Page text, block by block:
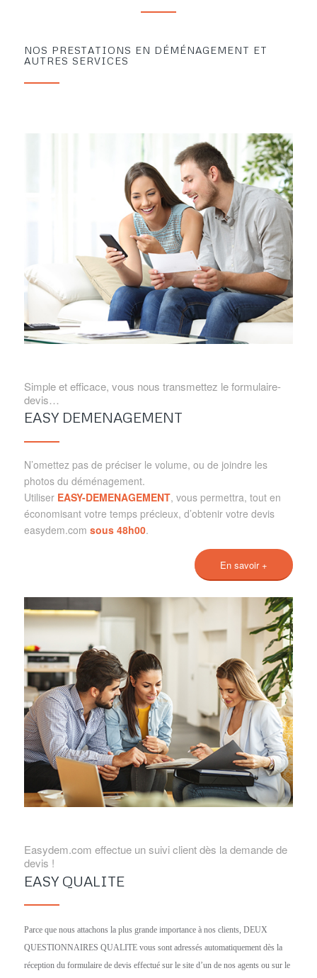
NOS PRESTATIONS EN DÉMÉNAGEMENT ET
AUTRES SERVICES
Simple et efficace, vous nous transmettez le formulaire-
devis…
EASY DEMENAGEMENT
N’omettez pas de préciser le volume, ou de joindre les
photos du déménagement.
UtiliserEASY-DEMENAGEMENT, vous permettra, tout en
économisant votre temps précieux, d’obtenir votre devis
easydem.com sous 48h00.
En savoir +
Easydem.com effectue un suivi client dès la demande de
devis !
EASY QUALITE
Parce que nous attachons la plus grande importance à nos clients, DEUX
QUESTIONNAIRES QUALITE vous sont adressés automatiquement dès la
réception du formulaire de devis effectué sur le site d’un de nos agents ou sur le